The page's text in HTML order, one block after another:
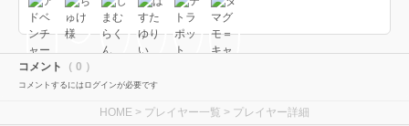
コメント （ 0 ）
コメントするにはログインが必要です
HOME > プレイヤー一覧 > プレイヤー詳細